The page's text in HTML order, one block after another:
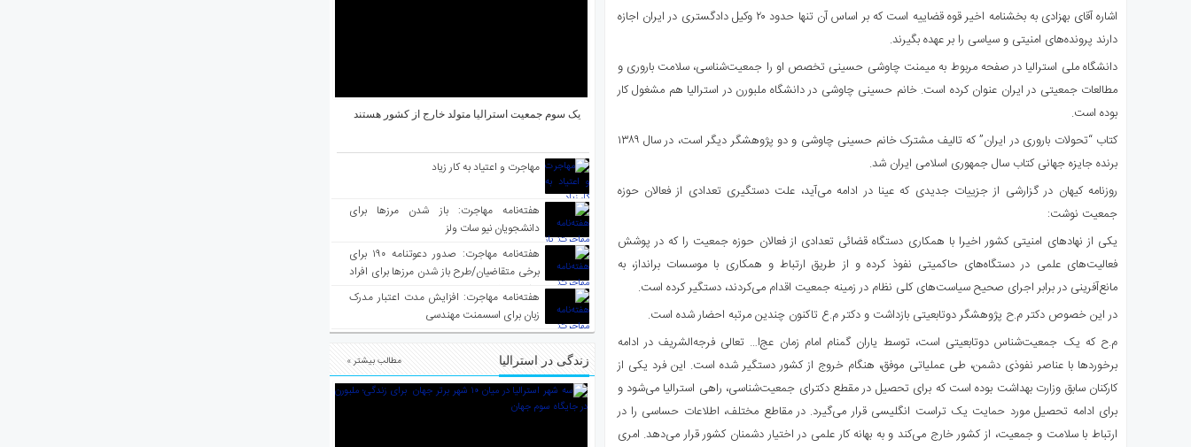
اشاره آقای بهزادی به بخشنامه اخیر قوه قضاییه است که بر اساس آن تنها حدود ۲۰ وکیل دادگستری در ایران اجازه
دارند پرونده‌های امنیتی و سیاسی را بر عهده بگیرند.
دانشگاه ملی استرالیا در صفحه مربوط به میمنت چاوشی حسینی تخصص او را جمعیت‌شناسی، سلامت باروری و
مطالعات جمعیتی در ایران عنوان کرده است. خانم حسینی چاوشی در دانشگاه ملبورن در استرالیا هم مشغول کار
بوده است.
کتاب “تحولات باروری در ایران” که تالیف مشترک خانم حسینی چاوشی و دو پژوهشگر دیگر است، در سال ۱۳۸۹
برنده جایزه جهانی کتاب سال جمهوری اسلامی ایران شد.
روزنامه کیهان در گزارشی از جزییات جدیدی که عینا در ادامه می‌آید، علت دستگیری تعدادی از فعالان حوزه
جمعیت نوشت:
یکی از نهادهای امنیتی کشور اخیرا با همکاری دستگاه قضائی تعدادی از فعالان حوزه جمعیت را که در پوشش
فعالیت‌های علمی در دستگاه‌های حاکمیتی نفوذ کرده و از طریق ارتباط و همکاری با موسسات برانداز، به
مانع‌آفرینی در برابر اجرای صحیح سیاست‌های کلی نظام در زمینه جمعیت اقدام می‌کردند، دستگیر کرده است.
در این خصوص دکتر م.ح پژوهشگر دوتابعیتی بازداشت و دکتر م.ع تاکنون چندین مرتبه احضار شده است.
م.ح که یک جمعیت‌شناس دوتابعیتی است، توسط یاران گمنام امام زمان عج‌ا… تعالی فرجه‌الشریف در ادامه
برخوردها با عناصر نفوذی دشمن، طی عملیاتی موفق، هنگام خروج از کشور دستگیر شده است. این فرد یکی از
کارکنان سابق وزارت بهداشت بوده است که برای تحصیل در مقطع دکترای جمعیت‌شناسی، راهی استرالیا می‌شود و
برای ادامه تحصیل مورد حمایت یک تراست انگلیسی قرار می‌گیرد. در مقاطع مختلف، اطلاعات حساسی را در
ارتباط با سلامت و جمعیت، از کشور خارج می‌کند و به بهانه کار علمی در اختیار دشمنان کشور قرار می‌دهد. امری
یک سوم جمعیت استرالیا متولد خارج از کشور هستند
مهاجرت و اعتیاد به کار زیاد
هفته‌نامه مهاجرت: باز شدن مرزها برای
دانشجویان نیو سات ولز
هفته‌نامه مهاجرت: صدور دعوتنامه ۱۹۰ برای
برخی متقاضیان/طرح باز شدن مرزها برای افراد
واکسینه شده
هفته‌نامه مهاجرت: افزایش مدت اعتبار مدرک
زبان برای اسسمنت مهندسی
زندگی در استرالیا مطالب بیشتر »